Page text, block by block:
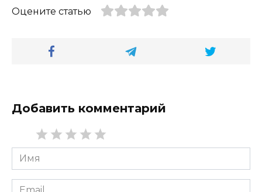
Оцените статью
Добавить комментарий
Имя
*
Email